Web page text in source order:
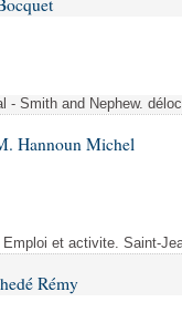
- Smith and Nephew.
Hannoun Michel
et activite. Saint-
Rémy